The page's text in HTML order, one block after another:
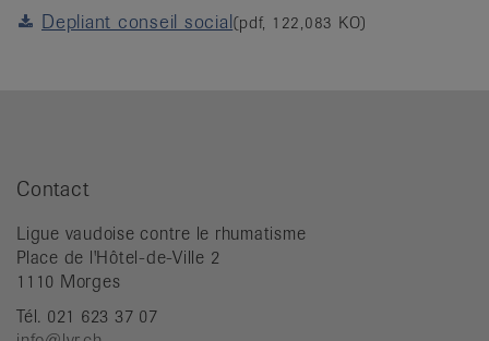
Depliant conseil social(pdf, 122,083 KO)
Contact
Ligue vaudoise contre le rhumatisme
Place de l'Hôtel-de-Ville 2
1110 Morges
Tél. 021 623 37 07